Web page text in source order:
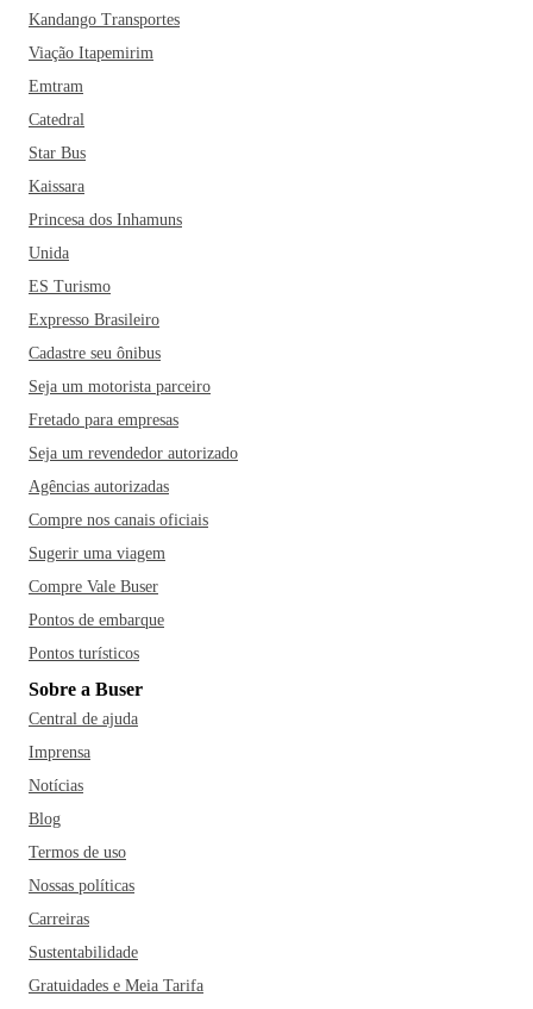
Kandango Transportes
Viação Itapemirim
Emtram
Catedral
Star Bus
Kaissara
Princesa dos Inhamuns
Unida
ES Turismo
Expresso Brasileiro
Cadastre seu ônibus
Seja um motorista parceiro
Fretado para empresas
Seja um revendedor autorizado
Agências autorizadas
Compre nos canais oficiais
Sugerir uma viagem
Compre Vale Buser
Pontos de embarque
Pontos turísticos
Sobre a Buser
Central de ajuda
Imprensa
Notícias
Blog
Termos de uso
Nossas políticas
Carreiras
Sustentabilidade
Gratuidades e Meia Tarifa